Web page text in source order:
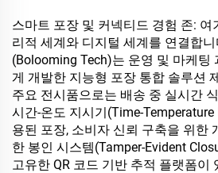
스마트 포장 및 커넥티드 경험 존: 여
리적 세계와 디지털 세계를 연결합
(Bolooming Tech)는 운영 및 마케팅
게 개발한 지능형 포장 통합 솔루션
주요 전시품으로는 배송 중 실시간
시간-온도 지시기(Time-
용된 포장, 소비자 신뢰 구축을 위한
한 봉인 시스템(Tamper-Evident
고유한 QR 코드 기반 추적 플랫폼이